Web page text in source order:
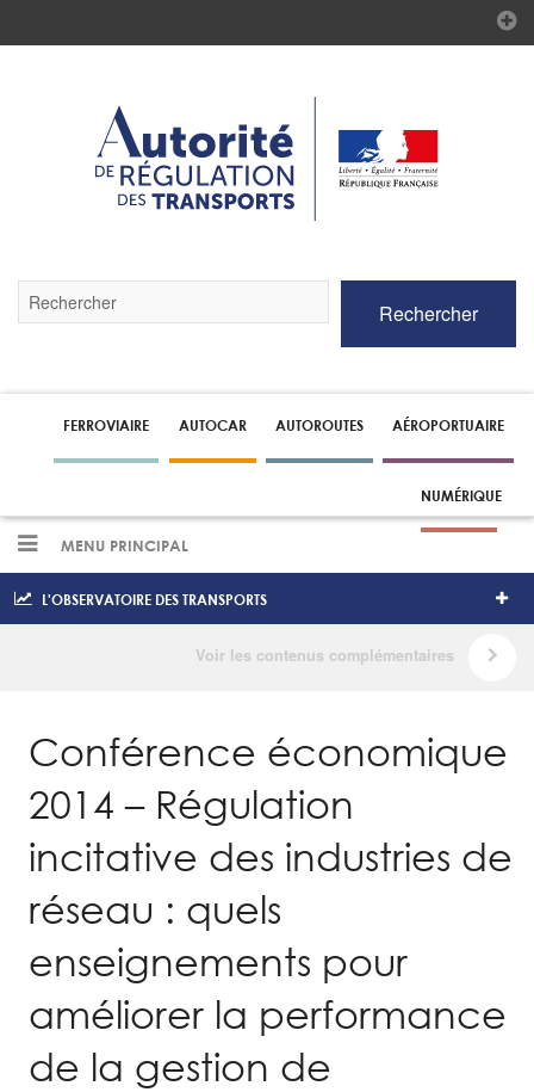
par
pour
recherche
Rechercher
FERROVIAIRE AUTOCAR AUTOROUTES AÉROPORTUAIRE
NUMÉRIQUE
MENU PRINCIPAL
L'OBSERVATOIRE DES TRANSPORTS
Conférence économique
2014 – Régulation
incitative des industries de
réseau : quels
enseignements pour
améliorer la performance
de la gestion de